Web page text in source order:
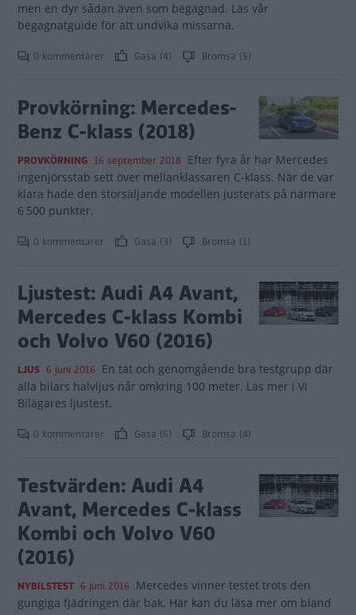
men en dyr sådan även som begagnad. Läs vår
begagnatguide för att undvika missarna.
0 kommentarer Gasa (4) Bromsa (5)
Provkörning: Mercedes-
Benz C-klass (2018)
PROVKÖRNING 16 september 2018 Efter fyra år har Mercedes
ingenjörsstab sett över mellanklassaren C-klass. När de var
klara hade den storsäljande modellen justerats på närmare
6 500 punkter.
0 kommentarer Gasa (3) Bromsa (1)
Ljustest: Audi A4 Avant,
Mercedes C-klass Kombi
och Volvo V60 (2016)
LJUS 6 juni 2016 En tät och genomgående bra testgrupp där
alla bilars halvljus når omkring 100 meter. Läs mer i Vi
Bilägares ljustest.
0 kommentarer Gasa (6) Bromsa (4)
Testvärden: Audi A4
Avant, Mercedes C-klass
Kombi och Volvo V60
(2016)
NYBILSTEST 6 juni 2016 Mercedes vinner testet trots den
gungiga fjädringen där bak. Här kan du läsa mer om bland